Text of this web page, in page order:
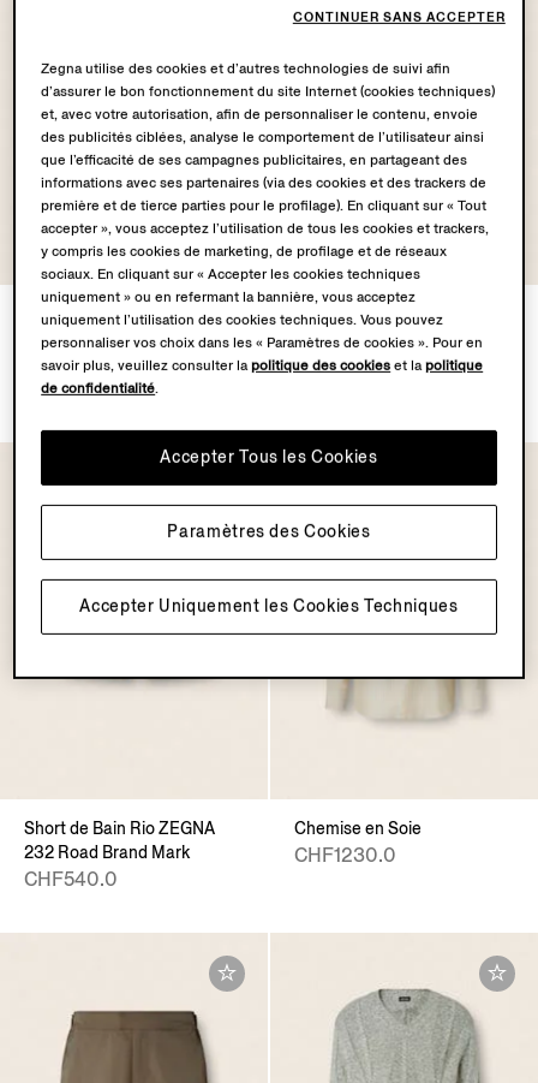
Lunettes de Soleil
Orizzonte I en Métal et
Acétate Marron Havane
CHF375.0
Polo en Coton et Soie Blanc
CHF910.0
Short de Bain Rio ZEGNA
232 Road Brand Mark
CHF540.0
Chemise en Soie
CHF1230.0
Zegna utilise des cookies et d’autres technologies de suivi afin
d’assurer le bon fonctionnement du site Internet (cookies techniques)
et, avec votre autorisation, afin de personnaliser le contenu, envoie
des publicités ciblées, analyse le comportement de l’utilisateur ainsi
que l’efficacité de ses campagnes publicitaires, en partageant des
informations avec ses partenaires (via des cookies et des trackers de
première et de tierce parties pour le profilage). En cliquant sur « Tout
accepter », vous acceptez l’utilisation de tous les cookies et trackers,
y compris les cookies de marketing, de profilage et de réseaux
sociaux. En cliquant sur « Accepter les cookies techniques
uniquement » ou en refermant la bannière, vous acceptez
uniquement l’utilisation des cookies techniques. Vous pouvez
personnaliser vos choix dans les « Paramètres de cookies ». Pour en
savoir plus, veuillez consulter lapolitique des cookies et lapolitique
de confidentialité.
Accepter Uniquement les Cookies Techniques
Accepter Tous les Cookies
Paramètres des Cookies
CONTINUER SANS ACCEPTER